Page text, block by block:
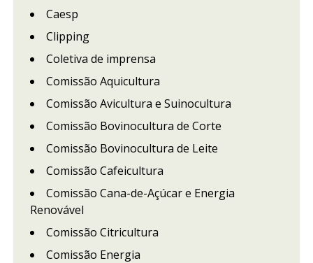
Caesp
Clipping
Coletiva de imprensa
Comissão Aquicultura
Comissão Avicultura e Suinocultura
Comissão Bovinocultura de Corte
Comissão Bovinocultura de Leite
Comissão Cafeicultura
Comissão Cana-de-Açúcar e Energia
Renovável
Comissão Citricultura
Comissão Energia